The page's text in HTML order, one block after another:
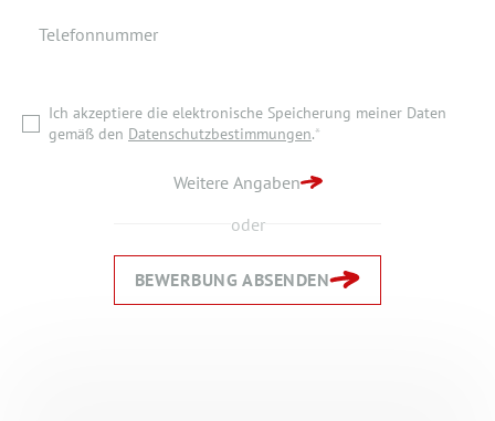
Telefonnummer
Ich akzeptiere die elektronische Speicherung meiner Daten
gemäß den Datenschutzbestimmungen.*
Weitere Angaben
oder
BEWERBUNG ABSENDEN
Ich akzeptiere die elektronische Speicherung meiner Daten
ZURÜCK ZUR STARTSEITE